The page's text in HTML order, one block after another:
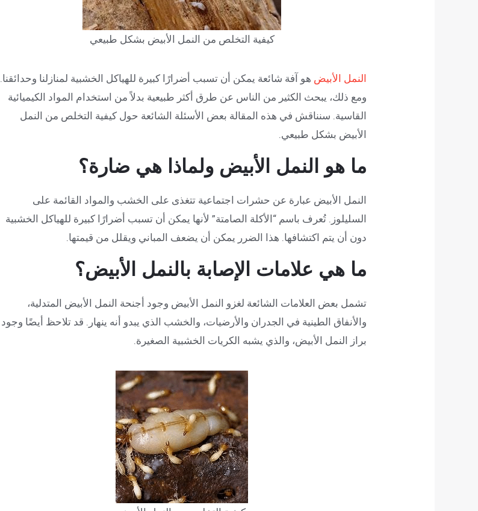
كيفية التخلص من النمل الأبيض بشكل طبيعي
النمل الأبيض هو آفة شائعة يمكن أن تسبب أضرارًا كبيرة للهياكل الخشبية لمنازلنا وحدائقنا.
ومع ذلك، يبحث الكثير من الناس عن طرق أكثر طبيعية بدلاً من استخدام المواد الكيميائية
القاسية. سنناقش في هذه المقالة بعض الأسئلة الشائعة حول كيفية التخلص من النمل
الأبيض بشكل طبيعي.
ما هو النمل الأبيض ولماذا هي ضارة؟
النمل الأبيض عبارة عن حشرات اجتماعية تتغذى على الخشب والمواد القائمة على
السليلوز. تُعرف باسم “الأكلة الصامتة” لأنها يمكن أن تسبب أضرارًا كبيرة للهياكل الخشبية
دون أن يتم اكتشافها. هذا الضرر يمكن أن يضعف المباني ويقلل من قيمتها.
ما هي علامات الإصابة بالنمل الأبيض؟
تشمل بعض العلامات الشائعة لغزو النمل الأبيض وجود أجنحة النمل الأبيض المتدلية،
والأنفاق الطينية في الجدران والأرضيات، والخشب الذي يبدو أنه ينهار. قد تلاحظ أيضًا وجود
براز النمل الأبيض، والذي يشبه الكريات الخشبية الصغيرة.